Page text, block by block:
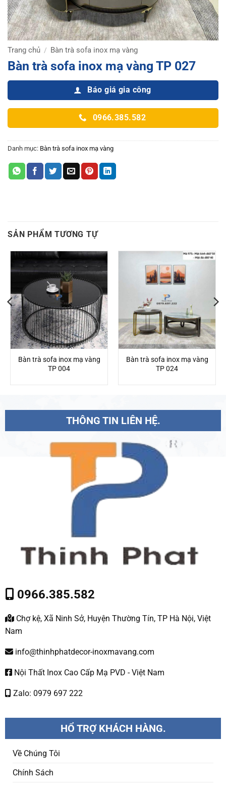
Trang chủ / Bàn trà sofa inox mạ vàng
Bàn trà sofa inox mạ vàng TP 027
Báo giá gia công
0966.385.582
Danh mục: Bàn trà sofa inox mạ vàng
SẢN PHẨM TƯƠNG TỰ
Bàn trà sofa inox mạ vàng
TP 004
Bàn trà sofa inox mạ vàng
TP 024
THÔNG TIN LIÊN HỆ.
0966.385.582
Chợ kệ, Xã Ninh Sở, Huyện Thường Tín, TP Hà Nội, Việt
Nam
info@thinhphatdecor-inoxmavang.com
Nội Thất Inox Cao Cấp Mạ PVD - Việt Nam
Zalo: 0979 697 222
HỔ TRỢ KHÁCH HÀNG.
Về Chúng Tôi
Chính Sách